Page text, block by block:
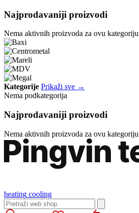
Najprodavaniji proizvodi
Nema aktivnih proizvoda za ovu kategoriju
Kategorije Prikaži sve →
Nema podkategorija
Najprodavaniji proizvodi
Nema aktivnih proizvoda za ovu kategoriju
heating cooling